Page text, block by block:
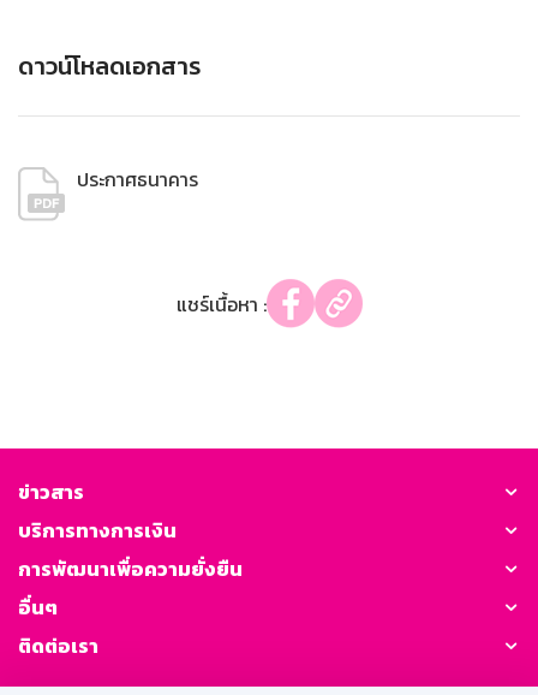
ดาวน์โหลดเอกสาร
ประกาศธนาคาร
แชร์เนื้อหา :
ข่าวสาร
บริการทางการเงิน
การพัฒนาเพื่อความยั่งยืน
อื่นๆ
ติดต่อเรา